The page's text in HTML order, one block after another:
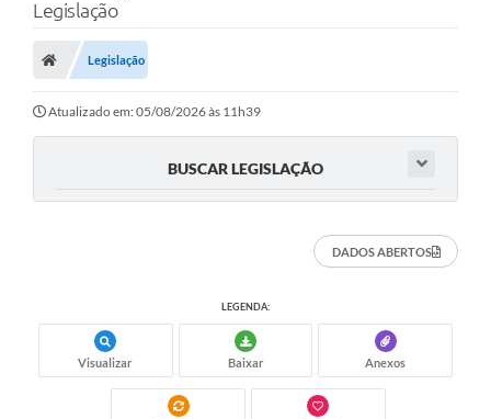
Legislação
Legislação
Atualizado em: 05/08/2026 às 11h39
BUSCAR LEGISLAÇÃO
DADOS ABERTOS
LEGENDA:
Visualizar Baixar Anexos